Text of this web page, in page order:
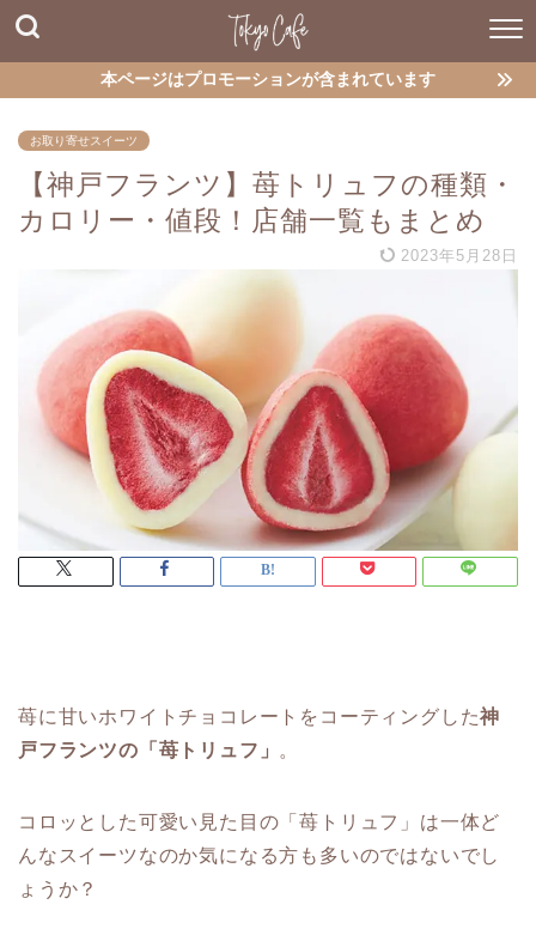
本ページはプロモーションが含まれています
お取り寄せスイーツ
【神戸フランツ】苺トリュフの種類・
カロリー・値段！店舗一覧もまとめ
2023年5月28日
苺に甘いホワイトチョコレートをコーティングした神
戸フランツの「苺トリュフ」 。
コロッとした可愛い見た目の「苺トリュフ」は一体ど
んなスイーツなのか気になる方も多いのではないでし
ょうか？